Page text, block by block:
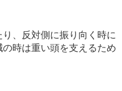
、反対側に振り向く時に
時は重い頭を支えるため